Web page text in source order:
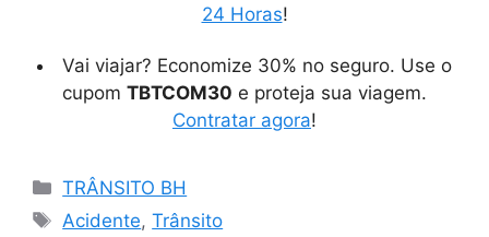
24 Horas!
Vai viajar? Economize 30% no seguro. Use o
cupom TBTCOM30 e proteja sua viagem.
Contratar agora!
Categorias
TRÂNSITO BH
Tags
Acidente,Trânsito